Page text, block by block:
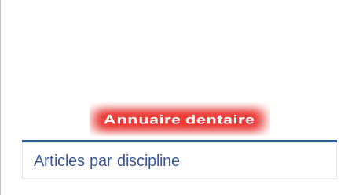
Articles par discipline